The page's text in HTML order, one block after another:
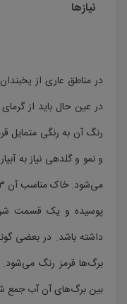
نیازها
در مناطق عاری از
در عین حال باید از
رنگ آن به رنگی متمایل
و نمو و گلدهی نیاز به
پوسیده و یک قسمت
داشته باشد. در بعضی
برگ‌ها قرمز رنگ می‌شود.
بین برگ‌های آن آب جمع